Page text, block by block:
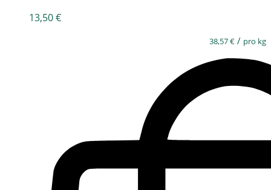
13,50€
38,57€ / pro kg